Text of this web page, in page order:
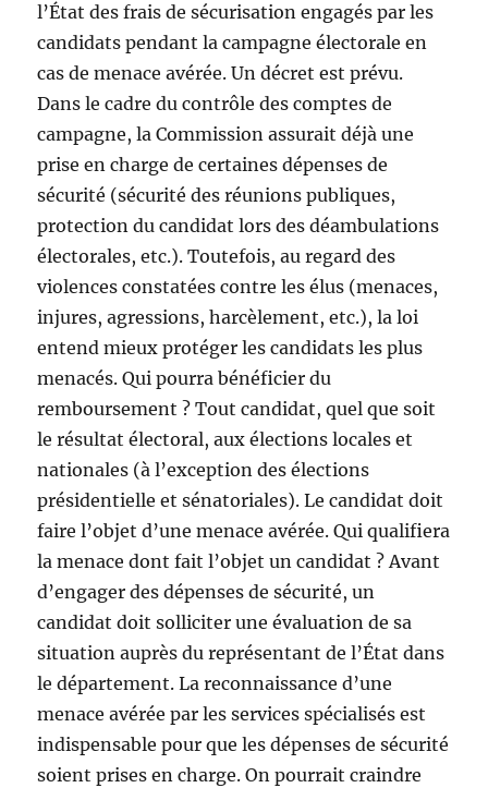
l’État des frais de sécurisation engagés par les
candidats pendant la campagne électorale en
cas de menace avérée. Un décret est prévu.
Dans le cadre du contrôle des comptes de
campagne, la Commission assurait déjà une
prise en charge de certaines dépenses de
sécurité (sécurité des réunions publiques,
protection du candidat lors des déambulations
électorales, etc.). Toutefois, au regard des
violences constatées contre les élus (menaces,
injures, agressions, harcèlement, etc.), la loi
entend mieux protéger les candidats les plus
menacés. Qui pourra bénéficier du
remboursement ? Tout candidat, quel que soit
le résultat électoral, aux élections locales et
nationales (à l’exception des élections
présidentielle et sénatoriales). Le candidat doit
faire l’objet d’une menace avérée. Qui qualifiera
la menace dont fait l’objet un candidat ? Avant
d’engager des dépenses de sécurité, un
candidat doit solliciter une évaluation de sa
situation auprès du représentant de l’État dans
le département. La reconnaissance d’une
menace avérée par les services spécialisés est
indispensable pour que les dépenses de sécurité
soient prises en charge. On pourrait craindre